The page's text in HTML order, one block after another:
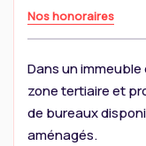
Nos honoraires
Dans un
zone tertiaire et
de bureaux
aménagés.